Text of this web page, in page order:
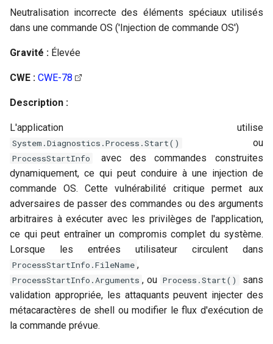
Neutralisation incorrecte des éléments spéciaux utilisés
dans une commande OS ('Injection de commande OS')
Gravité : Élevée
CWE : CWE-78
Description :
L'application utilise
System.Diagnostics.Process.Start() ou
ProcessStartInfo
avec des commandes construites
dynamiquement, ce qui peut conduire à une injection de
commande OS. Cette vulnérabilité critique permet aux
adversaires de passer des commandes ou des arguments
arbitraires à exécuter avec les privilèges de l'application,
ce qui peut entraîner un compromis complet du système.
Lorsque les entrées utilisateur circulent dans
ProcessStartInfo.FileName ,
ProcessStartInfo.Arguments , ou Process.Start()
sans
validation appropriée, les attaquants peuvent injecter des
métacaractères de shell ou modifier le flux d'exécution de
la commande prévue.